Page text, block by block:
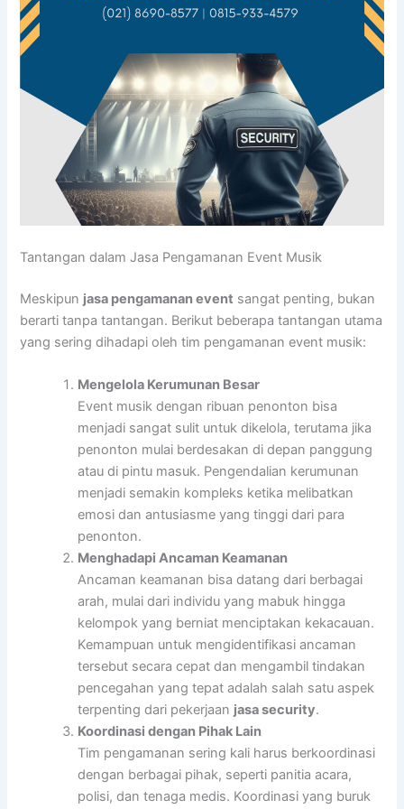
Tantangan dalam Jasa Pengamanan Event Musik
Meskipun jasa pengamanan event sangat penting, bukan
berarti tanpa tantangan. Berikut beberapa tantangan utama
yang sering dihadapi oleh tim pengamanan event musik:
Mengelola Kerumunan Besar
Event musik dengan ribuan penonton bisa
menjadi sangat sulit untuk dikelola, terutama jika
penonton mulai berdesakan di depan panggung
atau di pintu masuk. Pengendalian kerumunan
menjadi semakin kompleks ketika melibatkan
emosi dan antusiasme yang tinggi dari para
penonton.
Menghadapi Ancaman Keamanan
Ancaman keamanan bisa datang dari berbagai
arah, mulai dari individu yang mabuk hingga
kelompok yang berniat menciptakan kekacauan.
Kemampuan untuk mengidentifikasi ancaman
tersebut secara cepat dan mengambil tindakan
pencegahan yang tepat adalah salah satu aspek
terpenting dari pekerjaan jasa security.
Koordinasi dengan Pihak Lain
Tim pengamanan sering kali harus berkoordinasi
dengan berbagai pihak, seperti panitia acara,
polisi, dan tenaga medis. Koordinasi yang buruk